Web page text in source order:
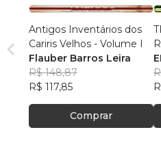
Antigos Inventários dos
Cariris Velhos - Volume I
Flauber Barros Leira
R$ 148,87
R$ 117,85
Comprar